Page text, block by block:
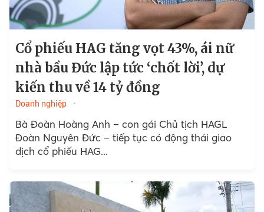
Cổ phiếu HAG tăng vọt 43%, ái nữ
nhà bầu Đức lập tức ‘chốt lời’, dự
kiến thu về 14 tỷ đồng
Doanh nghiệp
Bà Đoàn Hoàng Anh – con gái Chủ tịch HAGL
Đoàn Nguyên Đức – tiếp tục có động thái giao
dịch cổ phiếu HAG...